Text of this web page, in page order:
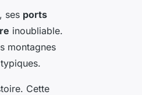
ses ports
inoubliable.
montagnes
typiques.
Cette